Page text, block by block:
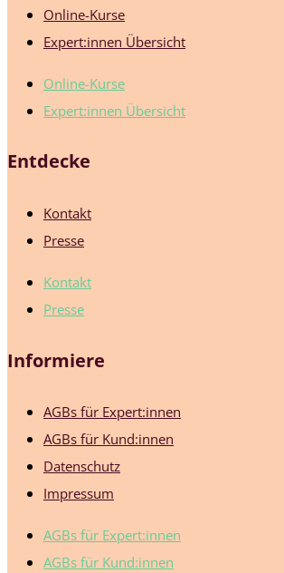
Online-Kurse
Expert:innen Übersicht
Online-Kurse
Expert:innen Übersicht
Entdecke
Kontakt
Presse
Kontakt
Presse
Informiere
AGBs für Expert:innen
AGBs für Kund:innen
Datenschutz
Impressum
AGBs für Expert:innen
AGBs für Kund:innen